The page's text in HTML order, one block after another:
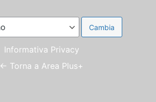
Informativa Privacy
← Torna a Area Plus+